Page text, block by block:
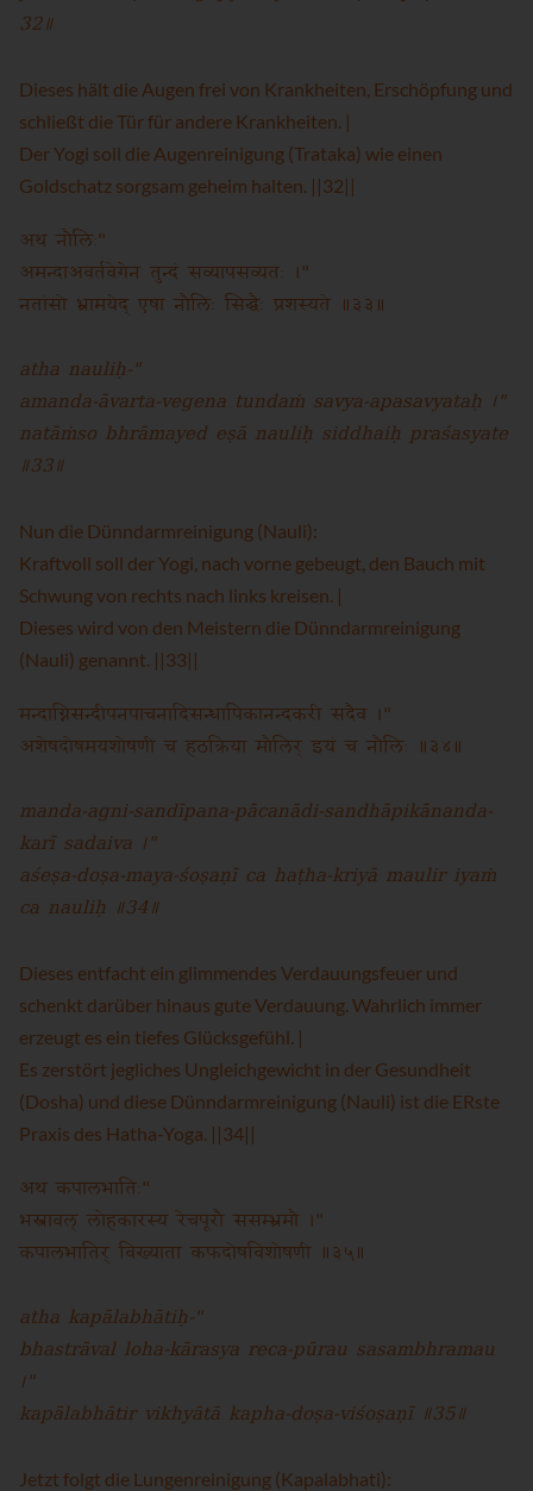
32॥
Dieses hält die Augen frei von Krankheiten, Erschöpfung und
schließt die Tür für andere Krankheiten. |
Der Yogi soll die Augenreinigung (Trataka) wie einen
Goldschatz sorgsam geheim halten. ||32||
अथ नौलिः"
अमन्दाअवर्तवेगेन तुन्दं सव्यापसव्यतः ।"
नतांसो भ्रामयेद् एषा नौलिः सिद्धैः प्रशस्यते ॥३३॥
atha nauliḥ-"
amanda-āvarta-vegena tundaṁ savya-apasavyataḥ ।"
natāṁso bhrāmayed eṣā nauliḥ siddhaiḥ praśasyate
॥33॥
Nun die Dünndarmreinigung (Nauli):
Kraftvoll soll der Yogi, nach vorne gebeugt, den Bauch mit
Schwung von rechts nach links kreisen. |
Dieses wird von den Meistern die Dünndarmreinigung
(Nauli) genannt. ||33||
मन्दाग्निसन्दीपनपाचनादिसन्धापिकानन्दकरी सदैव ।"
अशेषदोषमयशोषणी च हठक्रिया मौलिर् इयं च नौलिः ॥३४॥
manda-agni-sandīpana-pācanādi-sandhāpikānanda-
karī sadaiva ।"
aśeṣa-doṣa-maya-śoṣaṇī ca haṭha-kriyā maulir iyaṁ
ca nauliḥ ॥34॥
Dieses entfacht ein glimmendes Verdauungsfeuer und
schenkt darüber hinaus gute Verdauung. Wahrlich immer
erzeugt es ein tiefes Glücksgefühl. |
Es zerstört jegliches Ungleichgewicht in der Gesundheit
(Dosha) und diese Dünndarmreinigung (Nauli) ist die ERste
Praxis des Hatha-Yoga. ||34||
अथ कपालभातिः"
भस्त्रावल् लोहकारस्य रेचपूरौ ससम्भ्रमौ ।"
कपालभातिर् विख्याता कफदोषविशोषणी ॥३५॥
atha kapālabhātiḥ-"
bhastrāval loha-kārasya reca-pūrau sasambhramau
।"
kapālabhātir vikhyātā kapha-doṣa-viśoṣaṇī ॥35॥
Jetzt folgt die Lungenreinigung (Kapalabhati):